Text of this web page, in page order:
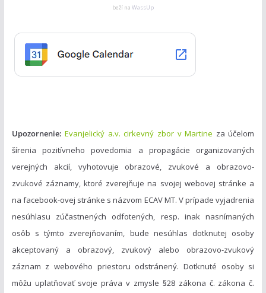
r
beží na WassUp
Upozornenie: Evanjelický a.v. cirkevný zbor v Martine za účelom
šírenia pozitívneho povedomia a propagácie organizovaných
verejných akcií, vyhotovuje obrazové, zvukové a obrazovo-
zvukové záznamy, ktoré zverejňuje na svojej webovej stránke a
na facebook-ovej stránke s názvom ECAV MT. V prípade vyjadrenia
nesúhlasu zúčastnených odfotených, resp. inak nasnímaných
osôb s týmto zverejňovaním, bude nesúhlas dotknutej osoby
akceptovaný a obrazový, zvukový alebo obrazovo-zvukový
záznam z webového priestoru odstránený. Dotknuté osoby si
môžu uplatňovať svoje práva v zmysle §28 zákona č. zákona č.